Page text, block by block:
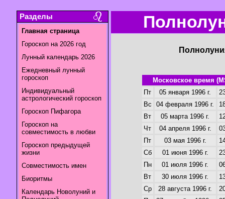
Разделы
Главная страница
Гороскоп на 2026 год
Лунный календарь 2026
Ежедневный лунный
гороскоп
Индивидуальный
астрологический гороскоп
Гороскоп Пифагора
Гороскоп на
совместимость в любви
Гороскоп предыдущей
жизни
Совместимость имен
Биоритмы
Календарь Новолуний и
Московское время
Пт
05 января 1996 г.
Вс
04 февраля 1996 г.
Вт
05 марта 1996 г.
Чт
04 апреля 1996 г.
Пт
03 мая 1996 г.
Сб
01 июня 1996 г.
Пн
01 июля 1996 г.
Вт
30 июля 1996 г.
Ср
28 августа 1996 г.